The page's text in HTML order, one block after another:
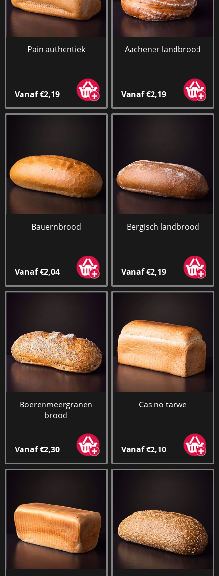
Pain authentiek
Vanaf €2,19
Aachener landbrood
Vanaf €2,19
Bauernbrood
Vanaf €2,04
Bergisch landbrood
Vanaf €2,19
Boerenmeergranen
brood
Vanaf €2,30
Casino tarwe
Vanaf €2,10